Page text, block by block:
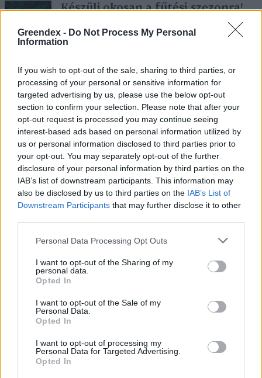
Greendex - Do Not Process My Personal
Information
If you wish to opt-out of the sale, sharing to third parties, or
processing of your personal or sensitive information for
targeted advertising by us, please use the below opt-out
section to confirm your selection. Please note that after your
opt-out request is processed you may continue seeing
interest-based ads based on personal information utilized by
us or personal information disclosed to third parties prior to
your opt-out. You may separately opt-out of the further
disclosure of your personal information by third parties on the
IAB’s list of downstream participants. This information may
also be disclosed by us to third parties on the IAB’s List of
Downstream Participants that may further disclose it to other
Personal Data Processing Opt Outs
I want to opt-out of the Sharing of my
personal data.
Opted In
I want to opt-out of the Sale of my
Personal Data.
Opted In
I want to opt-out of processing my
Personal Data for Targeted Advertising.
Opted In
Készülj okosan a fűtési szezonra!
Hamarosan kivonják a különböző
fénycsöveket a forgalomból
Greendex szemle
Energiatakarékossági világnap –
Tippek: hogyan segítsünk a
bolygónak és a pénztárcánknak?
Hajas Gyula Bence
Használj kevesebb vizet a vécé
lehúzásához!
Novák Zsombor
Csupán odafigyeléssel is 7-10%-kal
csökkenhet a háztartások